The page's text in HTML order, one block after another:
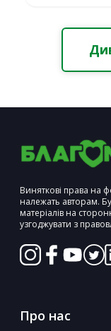
Виняткові права на
належать авторам.
матеріалів на
узгоджувати з
Про нас